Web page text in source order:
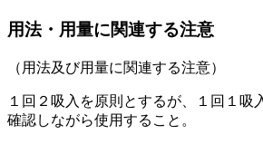
用法・用量に関連する注意
（用法及び用量に関連する注意）
１回２吸入を原則とするが、１回１吸
確認しながら使用すること。